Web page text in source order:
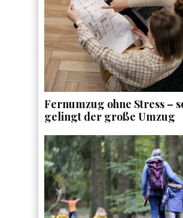
Fernumzug ohne Stress –
gelingt der große Umzug